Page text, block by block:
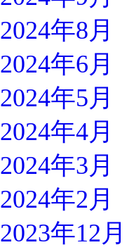
2024年8月
2024年6月
2024年5月
2024年4月
2024年3月
2024年2月
2023年12月